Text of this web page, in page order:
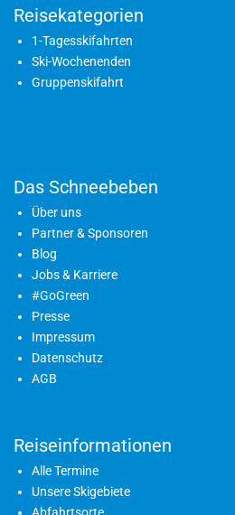
Reisekategorien
1-Tagesskifahrten
Ski-Wochenenden
Gruppenskifahrt
Das Schneebeben
Über uns
Partner & Sponsoren
Blog
Jobs & Karriere
#GoGreen
Presse
Impressum
Datenschutz
AGB
Reiseinformationen
Alle Termine
Unsere Skigebiete
Abfahrtsorte